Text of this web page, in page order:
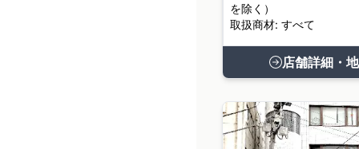
を除く）
取扱商材: すべて
店舗詳細・